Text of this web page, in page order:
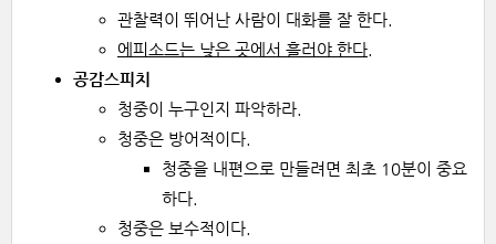
관찰력이 뛰어난 사람이 대화를 잘 한다.
에피소드는 낮은 곳에서 흘러야 한다.
공감스피치
청중이 누구인지 파악하라.
청중은 방어적이다.
청중을 내편으로 만들려면 최초 10분이 중요
하다.
청중은 보수적이다.